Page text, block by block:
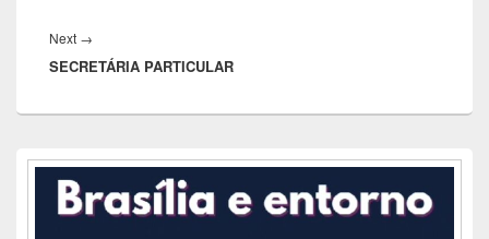
Next →
post:
SECRETÁRIA PARTICULAR
Área